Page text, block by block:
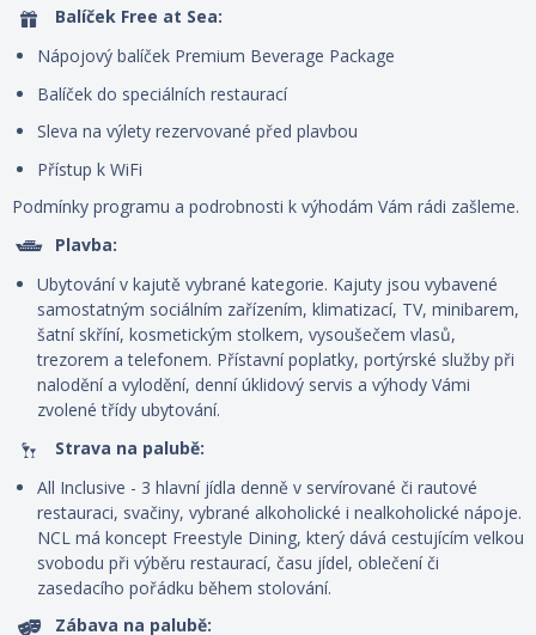
Balíček Free at Sea:
Nápojový balíček Premium Beverage Package
Balíček do speciálních restaurací
Sleva na výlety rezervované před plavbou
Přístup k WiFi
Podmínky programu a podrobnosti k výhodám Vám rádi zašleme.
Plavba:
Ubytování v kajutě vybrané kategorie. Kajuty jsou vybavené
samostatným sociálním zařízením, klimatizací, TV, minibarem,
šatní skříní, kosmetickým stolkem, vysoušečem vlasů,
trezorem a telefonem. Přístavní poplatky, portýrské služby při
nalodění a vylodění, denní úklidový servis a výhody Vámi
zvolené třídy ubytování.
Strava na palubě:
All Inclusive - 3 hlavní jídla denně v servírované či rautové
restauraci, svačiny, vybrané alkoholické i nealkoholické nápoje.
NCL má koncept Freestyle Dining, který dává cestujícím velkou
svobodu při výběru restaurací, času jídel, oblečení či
zasedacího pořádku během stolování.
Zábava na palubě: